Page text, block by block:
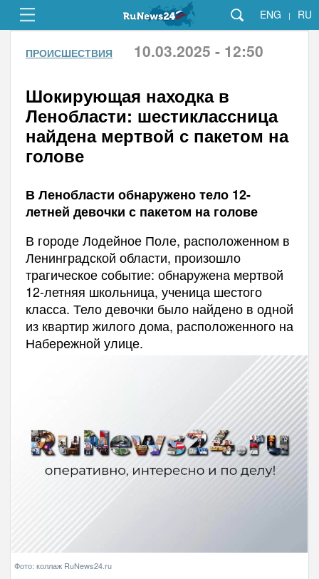
ENG | RU
ПРОИСШЕСТВИЯ 10.03.2025 - 12:50
Шокирующая находка в
Ленобласти: шестиклассница
найдена мертвой с пакетом на
голове
В Ленобласти обнаружено тело 12-
летней девочки с пакетом на голове
В городе Лодейное Поле, расположенном в
Ленинградской области, произошло
трагическое событие: обнаружена мертвой
12-летняя школьница, ученица шестого
класса. Тело девочки было найдено в одной
из квартир жилого дома, расположенного на
Набережной улице.
Фото: коллаж RuNews24.ru